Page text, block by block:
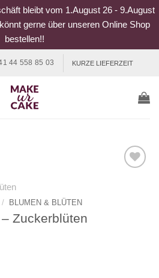
bleibt vom 1.August 26 - 9.August
gerne über unseren Online Shop
bestellen!!
44 558 85 03 KURZE LIEFERZEIT
/ BLUMEN & BLÜTEN
Zuckerblüten